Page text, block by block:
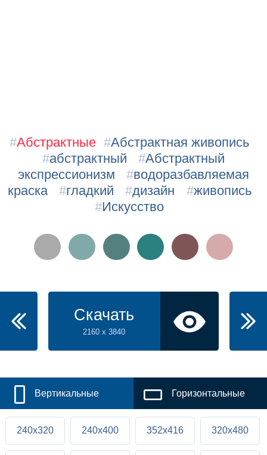
#Абстрактные #Абстрактная живопись
#абстрактный #Абстрактный
экспрессионизм
#водоразбавляемая
краска
#гладкий #дизайн #живопись
#Искусство
Скачать
2160 x 3840
Вертикальные Горизонтальные
240x320 240x400 352x416 320x480